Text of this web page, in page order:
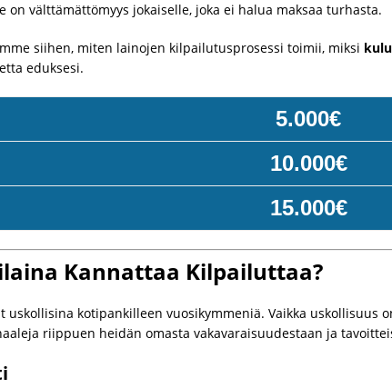
on välttämättömyys jokaiselle, joka ei halua maksaa turhasta.
siihen, miten lainojen kilpailutusprosessi toimii, miksi
eduksesi.
5.000€
10.000€
15.000€
Kannattaa Kilpailuttaa?
uskollisina kotipankilleen vuosikymmeniä. Vaikka uskollisuus
riippuen heidän omasta vakavaraisuudestaan ja